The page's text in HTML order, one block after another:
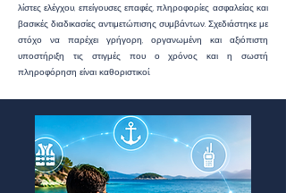
λίστες ελέγχου, επείγουσες επαφές, πληροφορίες ασφαλείας και
βασικές διαδικασίες αντιμετώπισης συμβάντων. Σχεδιάστηκε με
στόχο να παρέχει γρήγορη, οργανωμένη και αξιόπιστη
υποστήριξη τις στιγμές που ο χρόνος και η σωστή
πληροφόρηση είναι καθοριστικοί.